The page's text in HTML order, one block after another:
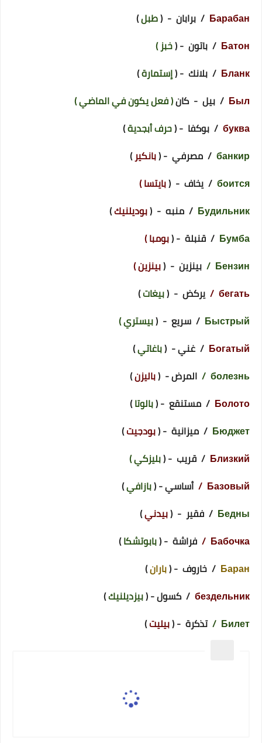
Барабан / برابان - (طبل)
Батон / باتون - (خبز )
Бланк / بلانك - (إستمارة)
Был / بيل - كان( فعل يكون في الماضي )
буква / بوكفا - (حرف أبجدية)
банкир / مصرفي - (بانكير)
боится / يخاف - (بايتسا )
Будильник / منبه - (بوديلنيك)
Бумба / قنبلة - (بومبا )
Бензин /
بينزين - (بينزين )
бегать /
يركض - (بيغات)
Быстрый / سريع - (بيستري )
Богатый / غني - (باغاتي)
болезнь /
المرض - (باليزن)
Болото / مستنقع - (بالوتا)
Бюджет / ميزانية - (بودجيت)
Близкий / قريب - (بليزكي )
Базовый /
أساسي - (بازافي)
Бедны / فقير - (بيدني)
Бабочка /
فراشة - (بابوتشكا)
Баран / خاروف - (باران)
бездельник / كسول - (بيزديلنيك)
Билет /
تذكرة - (بيليت)